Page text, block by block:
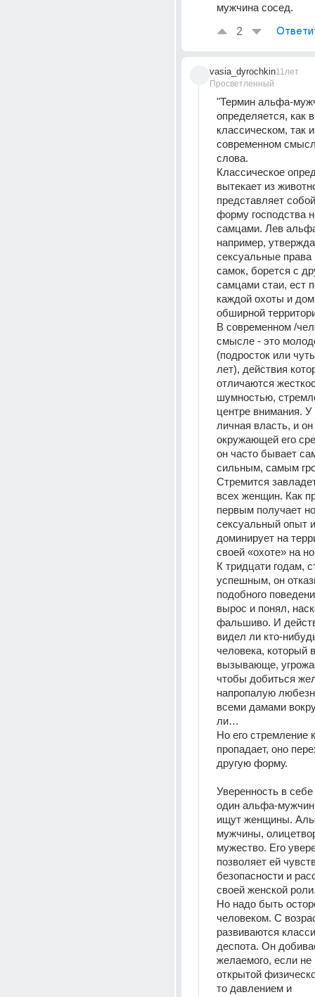
мужчина сосед.
2
vasia_dyrochkin
Просветленный
11лет
"Термин альфа-
определяется, как в
классическом, так
современном
слова.
Классическое
вытекает из
представляет
форму господства
самцами. Лев
например,
сексуальные права
самок, борется с
самцами стаи, ест
каждой охоты и
обширной
В современном /
смысле - это
(подросток или
лет), действия
отличаются
шумностью,
центре внимания. У
личная власть, и
окружающей его
он часто бывает
сильным, самым
Стремится
всех женщин. Как
первым получает
сексуальный опыт
доминирует на
своей «охоте» на
К тридцати годам,
успешным, он
подобного
вырос и понял,
фальшиво. И
видел ли кто-
человека, который
вызывающе,
чтобы добиться
напропалую
всеми дамами
ли…
Но его стремление
пропадает, оно
другую форму.
Уверенность в
один альфа-
ищут женщины.
мужчины,
мужество. Его
позволяет ей
безопасности и
своей женской
Но надо быть
человеком. С
развиваются
деспота. Он
желаемого, если не
открытой
то давлением и